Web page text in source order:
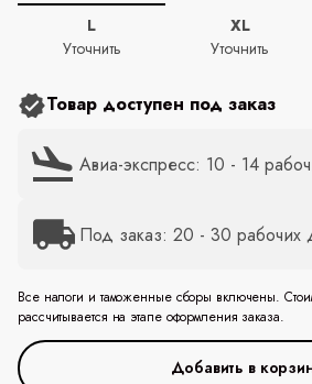
L
Уточнить
XL
Уточнить
Товар доступен под заказ
Авиа-экспресс: 10 - 14
Под заказ: 20 - 30 рабочих
Все налоги и таможенные сборы включены.
рассчитывается на этапе оформления заказа.